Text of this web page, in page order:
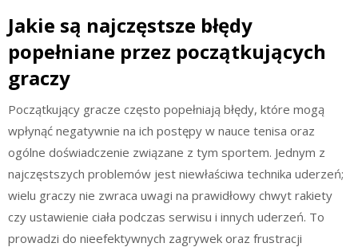
Jakie są najczęstsze błędy
popełniane przez początkujących
graczy
Początkujący gracze często popełniają błędy, które mogą
wpłynąć negatywnie na ich postępy w nauce tenisa oraz
ogólne doświadczenie związane z tym sportem. Jednym z
najczęstszych problemów jest niewłaściwa technika uderzeń;
wielu graczy nie zwraca uwagi na prawidłowy chwyt rakiety
czy ustawienie ciała podczas serwisu i innych uderzeń. To
prowadzi do nieefektywnych zagrywek oraz frustracji